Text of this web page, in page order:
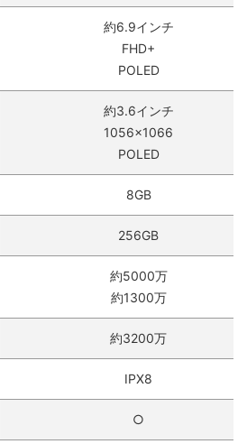
約6.9インチ
FHD+
POLED
約3.6インチ
1056×1066
POLED
8GB
256GB
約5000万
約1300万
約3200万
IPX8
○